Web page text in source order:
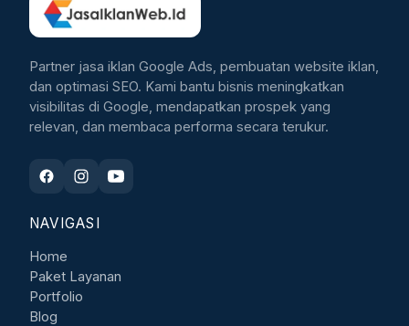
Partner jasa iklan Google Ads, pembuatan website iklan,
dan optimasi SEO. Kami bantu bisnis meningkatkan
visibilitas di Google, mendapatkan prospek yang
relevan, dan membaca performa secara terukur.
NAVIGASI
Home
Paket Layanan
Portfolio
Blog